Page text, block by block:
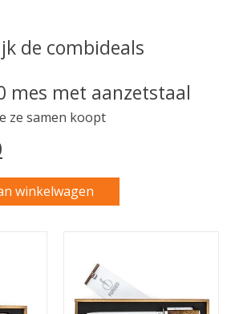
de combideals
mes met aanzetstaal
ze samen koopt
winkelwagen